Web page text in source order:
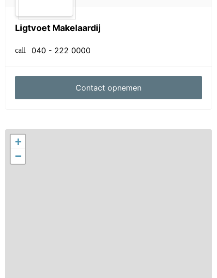
Bijzonderheden
- Slechts 10 minuten van het bruisende centrum
- Eventueel inclusief inventaris
- Moderne inbouwspots in diverse ruimtes
- Maandelijkse VvE bijdrage € 136,62
- Voorschot nutsvoorzieningen € 100,- p/m
- Tot zekerheid voor de nakoming van de
verplichtingen dient de kopende partij, binnen de
afgesproken termijn na het tot stand komen van de
koopovereenkomst, een waarborgsom (10 % van de
Ligtvoet Makelaardij
call 040 - 222 0000
Contact opnemen
+
−